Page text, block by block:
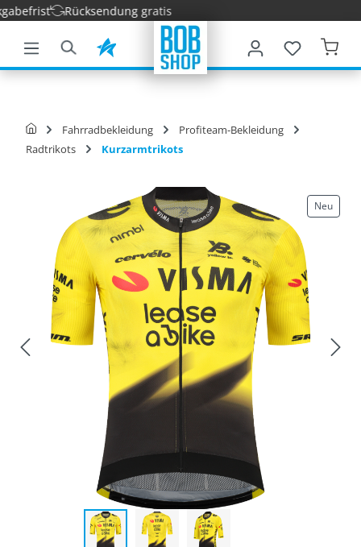
springen
Rücksendung gratis
Fahrradbekleidung
Profiteam-Bekleidung
Radtrikots
Kurzarmtrikots
Neu